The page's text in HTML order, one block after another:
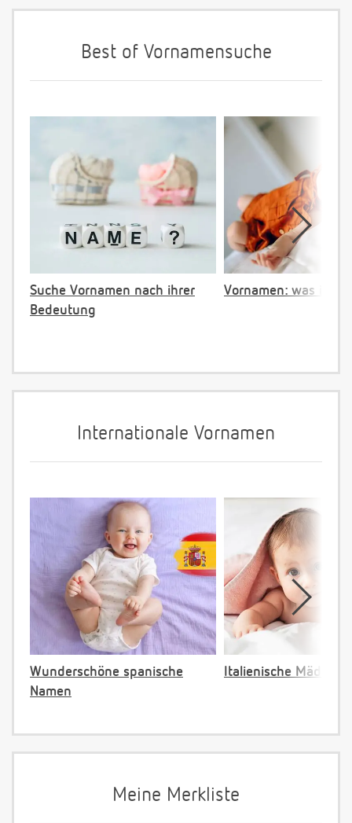
Best of Vornamensuche
Suche Vornamen nach ihrer
Bedeutung
Vornamen: was ist
Internationale Vornamen
Wunderschöne spanische
Namen
Italienische
Meine Merkliste